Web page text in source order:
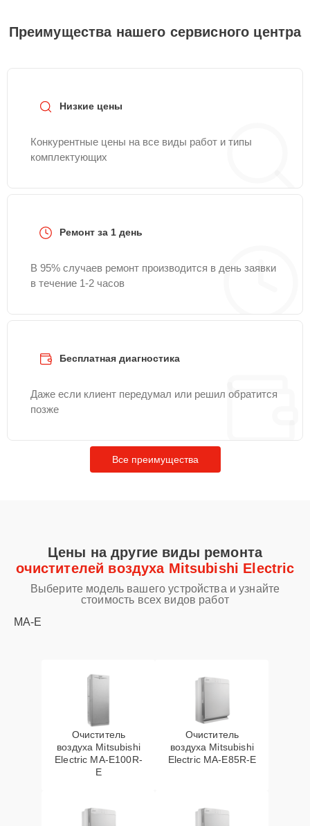
Преимущества нашего сервисного центра
Низкие цены
Конкурентные цены на все виды работ и типы
комплектующих
Ремонт за 1 день
В 95% случаев ремонт производится в день заявки
в течение 1-2 часов
Бесплатная диагностика
Даже если клиент передумал или решил обратится
позже
Все преимущества
Цены на другие виды ремонта
очистителей воздуха Mitsubishi Electric
Выберите модель вашего устройства и узнайте
стоимость всех видов работ
MA-E
Очиститель
воздуха Mitsubishi
Electric MA-E100R-
E
Очиститель
воздуха Mitsubishi
Electric MA-E85R-E